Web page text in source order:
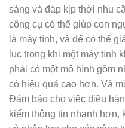
sàng và đáp kịp thời nhu
công cụ có thể giúp con
là máy tính, và để có thể
lúc trong khi một máy tính
phải có một mô hình gồm
có hiệu quả cao hơn. Và
Đảm bảo cho việc điều
kiếm thông tin nhanh hơn,